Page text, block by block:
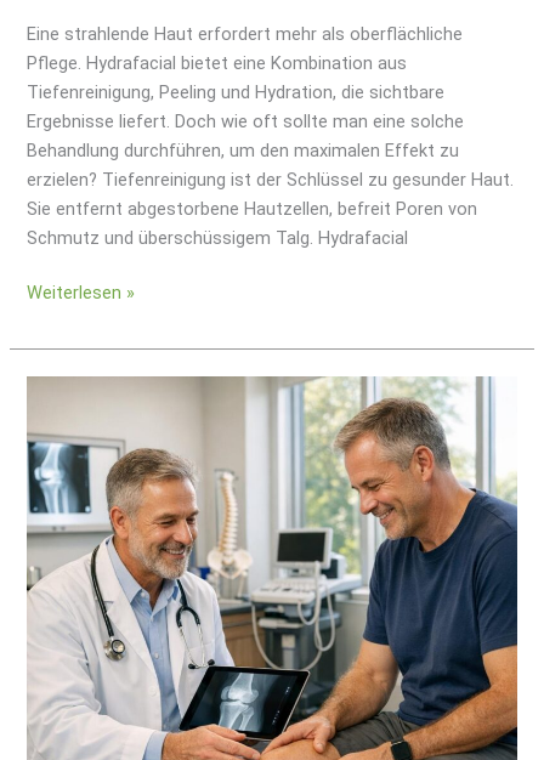
Eine strahlende Haut erfordert mehr als oberflächliche
Pflege. Hydrafacial bietet eine Kombination aus
Tiefenreinigung, Peeling und Hydration, die sichtbare
Ergebnisse liefert. Doch wie oft sollte man eine solche
Behandlung durchführen, um den maximalen Effekt zu
erzielen? Tiefenreinigung ist der Schlüssel zu gesunder Haut.
Sie entfernt abgestorbene Hautzellen, befreit Poren von
Schmutz und überschüssigem Talg. Hydrafacial
Weiterlesen »
die
Bewegung
neu
definieren
–
ohne
Kompromisse